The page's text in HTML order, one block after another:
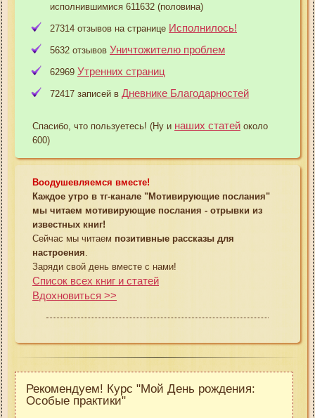
исполнившимися 611632 (половина)
27314 отзывов на странице Исполнилось!
5632 отзывов Уничтожителю проблем
62969 Утренних страниц
72417 записей в Дневнике Благодарностей
Спасибо, что пользуетесь! (Ну и наших статей около
600)
Воодушевляемся вместе!
Каждое утро в тг-канале "Мотивирующие послания"
мы читаем мотивирующие послания - отрывки из
известных книг!
Сейчас мы читаем позитивные рассказы для
настроения
Заряди свой день вместе с нами!
Список всех книг и статей
Вдохновиться >>
Рекомендуем! Курс "Мой День рождения:
Особые практики"